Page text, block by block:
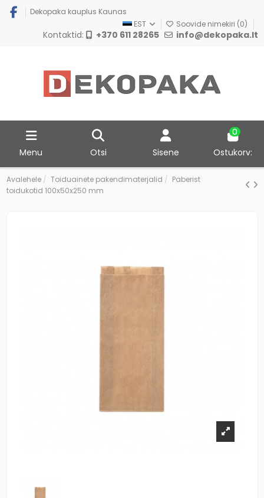
Dekopaka kauplus Kaunas
EST
Soovide nimekiri (0)
Kontaktid: +370 611 28265 info@dekopaka.lt
Menu Otsi Sisene
0
Ostukorv:
Avalehele Toiduainete pakendimaterjalid
Paberist
toidukotid 100x50x250 mm